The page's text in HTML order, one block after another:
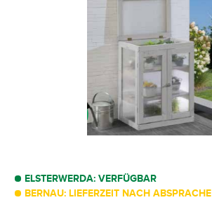
ELSTERWERDA: VERFÜGBAR
BERNAU: LIEFERZEIT NACH ABSPRACHE